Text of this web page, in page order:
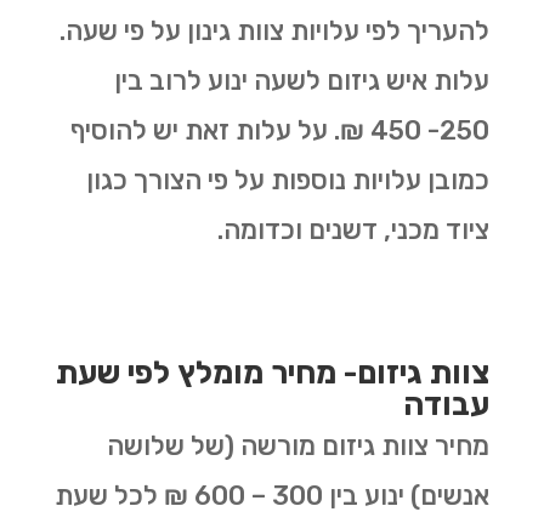
להעריך לפי עלויות צוות גינון על פי שעה.
עלות איש גיזום לשעה ינוע לרוב בין
250- 450 ₪. על עלות זאת יש להוסיף
כמובן עלויות נוספות על פי הצורך כגון
ציוד מכני, דשנים וכדומה.
צוות גיזום- מחיר מומלץ לפי שעת
עבודה
מחיר צוות גיזום מורשה (של שלושה
אנשים) ינוע בין 300 – 600 ₪ לכל שעת